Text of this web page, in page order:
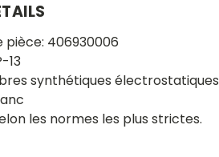
pièce: 406930006
13
synthétiques électrostatiques
les normes les plus strictes.